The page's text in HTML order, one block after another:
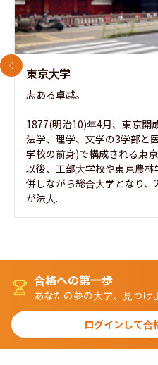
東京大学
志ある卓越。
1877(明治10)年4月、東京開
法学、理学、文学の3学部と
学校の前身)で構成される東
以後、工部大学校や東京農
併しながら総合大学となり
が法人...
前のスライド
合格への第一歩
あなたの夢の大学、見つけ
ログインして合